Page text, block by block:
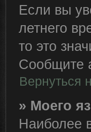
Если вы
летнего
то это
Сообщите
Вернуться
» Моего
Наиболее